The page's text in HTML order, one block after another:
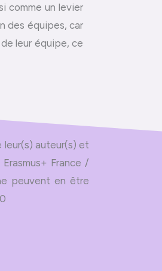
comme un levier
des équipes, car
leur équipe, ce
leur(s) auteur(s) et
France /
peuvent en être